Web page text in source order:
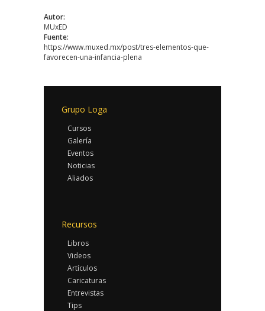
Autor:
MUxED
Fuente:
https://www.muxed.mx/post/tres-elementos-que-
favorecen-una-infancia-plena
Grupo Loga
Cursos
Galería
Eventos
Noticias
Aliados
Recursos
Libros
Videos
Artículos
Caricaturas
Entrevistas
Tips